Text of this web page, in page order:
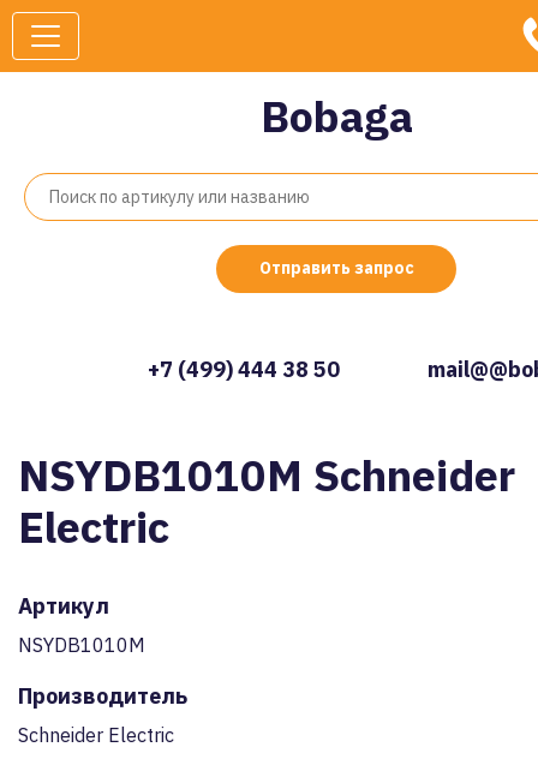
Bobaga
Отправить запрос
+7 (499) 444 38 50
NSYDB1010M Schneider
Electric
Артикул
NSYDB1010M
Производитель
Schneider Electric